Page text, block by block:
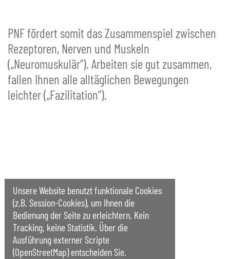
PNF fördert somit das Zusammenspiel zwischen
Rezeptoren, Nerven und Muskeln
(„Neuromuskulär“). Arbeiten sie gut zusammen,
fallen Ihnen alle alltäglichen Bewegungen
leichter („Fazilitation“).
Unsere Website benutzt funktionale Cookies
(z.B. Session-Cookies), um Ihnen die
Bedienung der Seite zu erleichtern. Kein
Tracking, keine Statistik. Über die
Ausführung externer Scripte
(OpenStreetMap) entscheiden Sie.